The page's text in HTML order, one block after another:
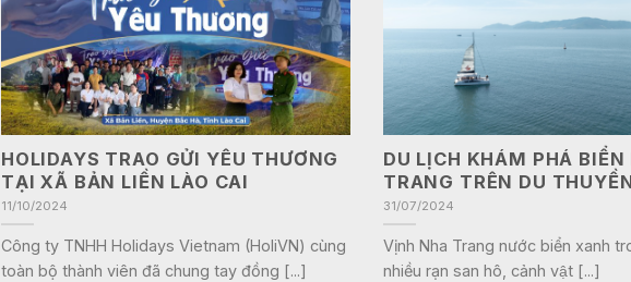
HOLIDAYS TRAO GỬI YÊU THƯƠNG
TẠI XÃ BẢN LIỀN LÀO CAI
11/10/2024
Công ty TNHH Holidays Vietnam (HoliVN) cùng
toàn bộ thành viên đã chung tay đồng [...]
DU LỊCH KHÁM PHÁ BIỂN
TRANG TRÊN DU
31/07/2024
Vịnh Nha Trang nước biển xanh
nhiều rạn san hô, cảnh vật [...]